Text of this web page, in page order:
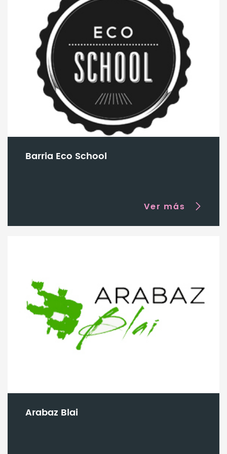
será uno de los recuerdos más bonitos de este verano!
Barria Eco School
Ver más
Arabaz Blai